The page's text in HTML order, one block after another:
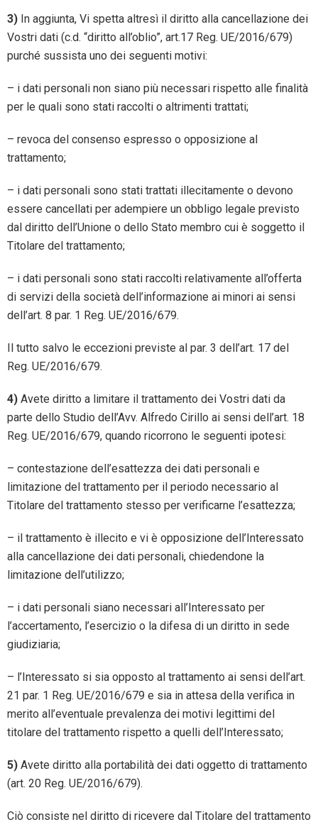
3) In aggiunta, Vi spetta altresì il diritto alla cancellazione dei
Vostri dati (c.d. “diritto all’oblio”, art.17 Reg. UE/2016/679)
purché sussista uno dei seguenti motivi:
– i dati personali non siano più necessari rispetto alle finalità
per le quali sono stati raccolti o altrimenti trattati;
– revoca del consenso espresso o opposizione al
trattamento;
– i dati personali sono stati trattati illecitamente o devono
essere cancellati per adempiere un obbligo legale previsto
dal diritto dell’Unione o dello Stato membro cui è soggetto il
Titolare del trattamento;
– i dati personali sono stati raccolti relativamente all’offerta
di servizi della società dell’informazione ai minori ai sensi
dell’art. 8 par. 1 Reg. UE/2016/679.
Il tutto salvo le eccezioni previste al par. 3 dell’art. 17 del
Reg. UE/2016/679.
4) Avete diritto a limitare il trattamento dei Vostri dati da
parte dello Studio dell’Avv. Alfredo Cirillo ai sensi dell’art. 18
Reg. UE/2016/679, quando ricorrono le seguenti ipotesi:
– contestazione dell’esattezza dei dati personali e
limitazione del trattamento per il periodo necessario al
Titolare del trattamento stesso per verificarne l’esattezza;
– il trattamento è illecito e vi è opposizione dell’Interessato
alla cancellazione dei dati personali, chiedendone la
limitazione dell’utilizzo;
– i dati personali siano necessari all’Interessato per
l’accertamento, l’esercizio o la difesa di un diritto in sede
giudiziaria;
– l’Interessato si sia opposto al trattamento ai sensi dell’art.
21 par. 1 Reg. UE/2016/679 e sia in attesa della verifica in
merito all’eventuale prevalenza dei motivi legittimi del
titolare del trattamento rispetto a quelli dell’Interessato;
5) Avete diritto alla portabilità dei dati oggetto di trattamento
(art. 20 Reg. UE/2016/679).
Ciò consiste nel diritto di ricevere dal Titolare del trattamento